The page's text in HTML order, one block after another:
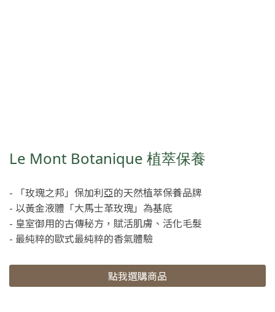
Le Mont Botanique 植萃保養
- 「玫瑰之邦」保加利亞的天然植萃保養品牌
- 以黃金液體「大馬士革玫瑰」為基底
- 皇室御用的古傳秘方，賦活肌膚、活化毛髮
- 最純粹的歐式最純粹的香氣體驗
點我選購商品